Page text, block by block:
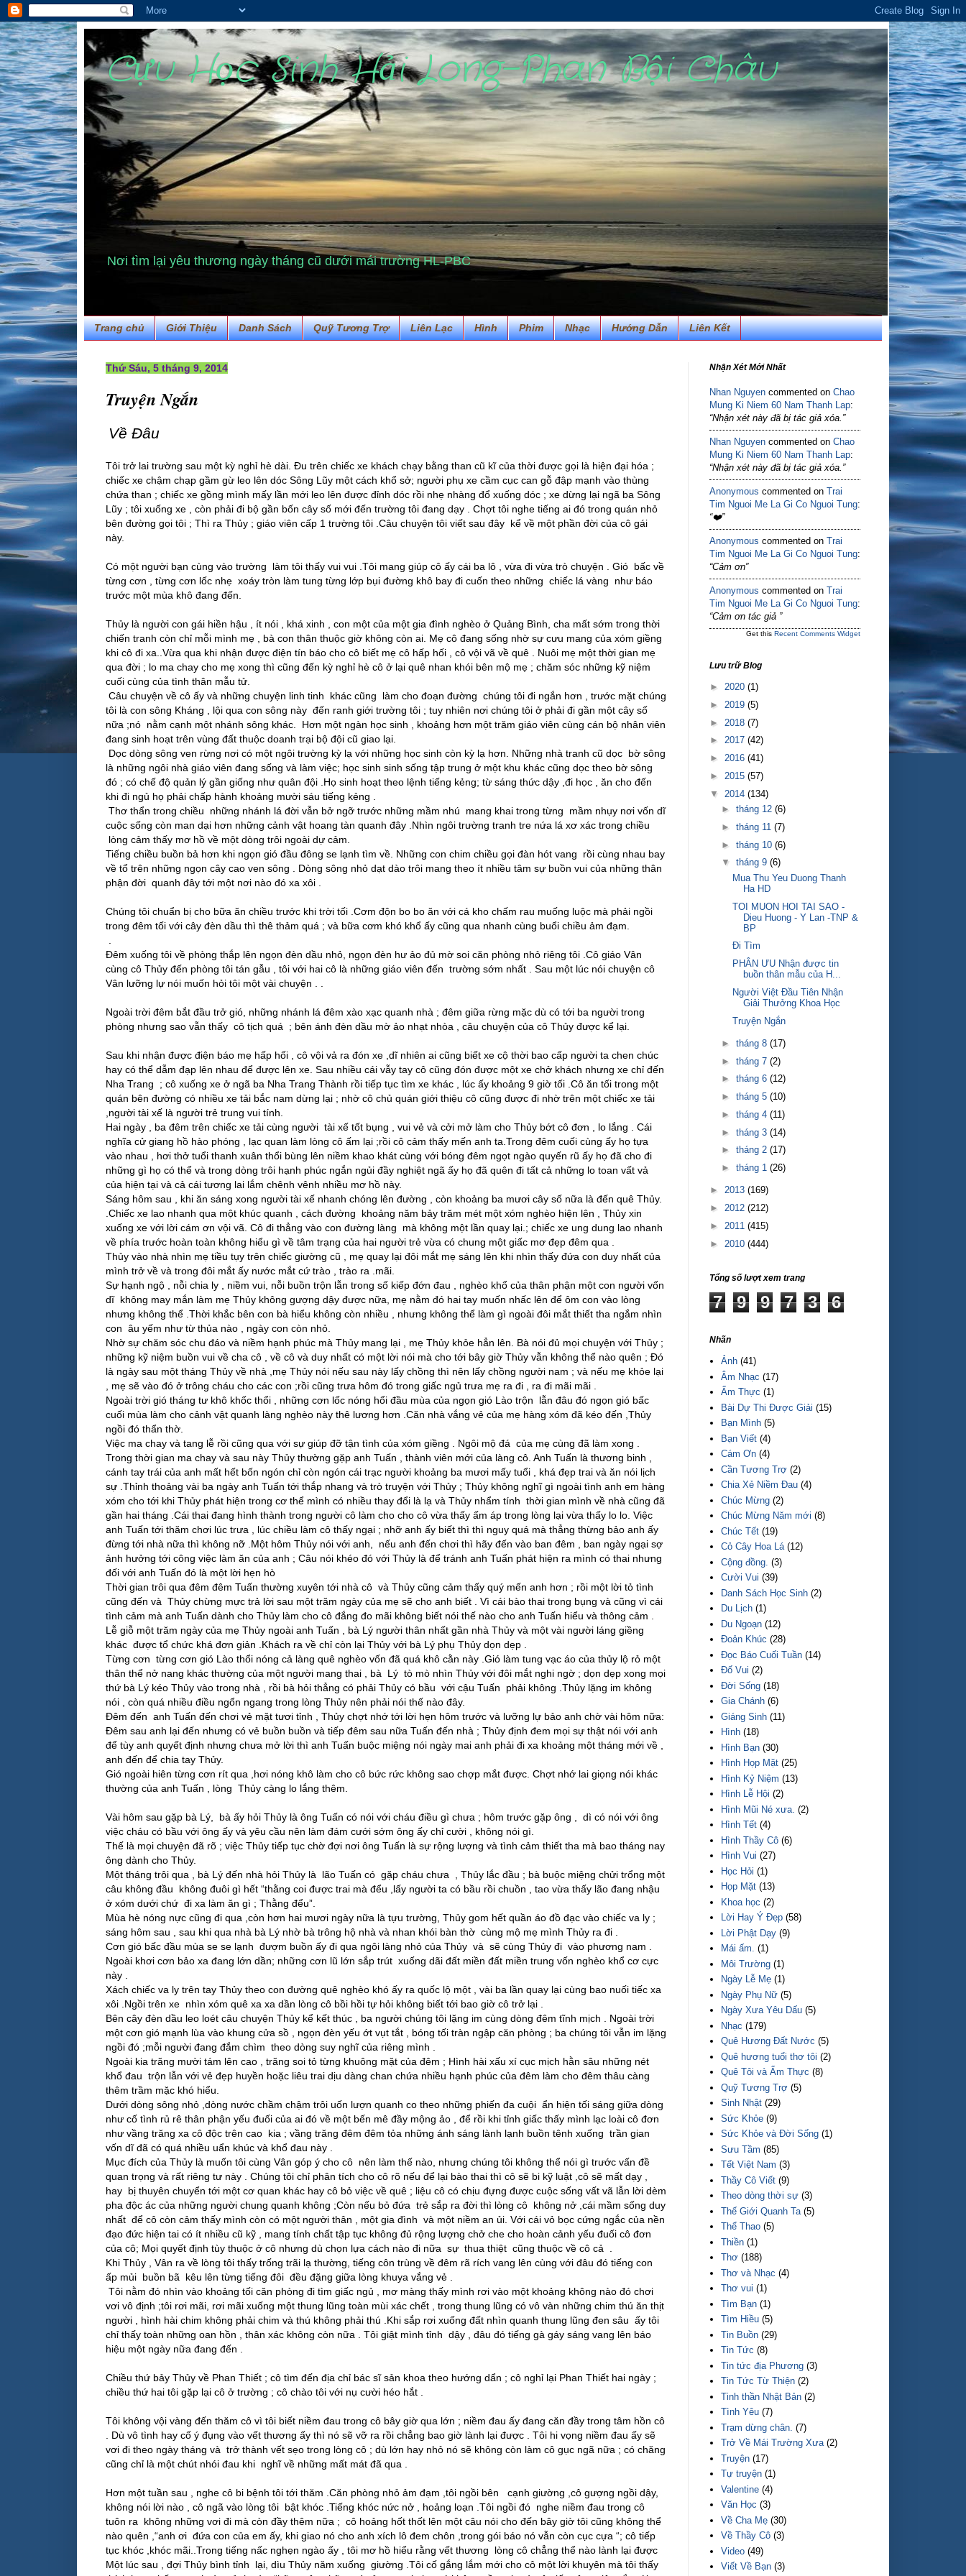
Cựu Học Sinh Hải Long-Phan Bội Châu
Nơi tìm lại yêu thương ngày tháng cũ dưới mái trường HL-PBC
Trang chủ Giới Thiệu Danh Sách Quỹ Tương Trợ Liên Lạc Hình Phim Nhạc Hướng Dẫn Liên Kết
Thứ Sáu, 5 tháng 9, 2014
Truyện Ngắn
Về Đâu
Tôi trở lai trường sau một kỳ nghỉ hè dài. Đu trên chiếc xe khách chạy bằng than cũ kĩ của thời được gọi là hiện đại hóa ;
chiếc xe chậm chạp gầm gừ leo lên dóc Sông Lũy một cách khổ sở; người phụ xe cầm cục can gỗ đập mạnh vào thùng
chứa than ; chiếc xe gồng mình mấy lần mới leo lên được đỉnh dóc rồi nhẹ nhàng đổ xuống dóc ; xe dừng lại ngã ba Sông
Lũy ; tôi xuống xe , còn phải đi bộ gần bốn cây số mới đến trường tôi đang dạy . Chợt tôi nghe tiếng ai đó trong quán nhỏ
bên đường gọi tôi ; Thì ra Thủy ; giáo viên cấp 1 trường tôi .Câu chuyện tôi viết sau đây kể về một phần đời của cô gái
này.
Có một người bạn cùng vào trường làm tôi thấy vui vui .Tôi mang giúp cô ấy cái ba lô , vừa đi vừa trò chuyện . Gió bấc về
từng cơn , từng cơn lốc nhẹ xoáy tròn làm tung từng lớp bụi đường khô bay đi cuốn theo những chiếc lá vàng như báo
trước một mùa khô đang đến.
Thủy là người con gái hiền hậu , ít nói , khá xinh , con một của một gia đình nghèo ở Quảng Bình, cha mất sớm trong thời
chiến tranh còn chỉ mỗi mình mẹ , bà con thân thuộc giờ không còn ai. Mẹ cô đang sống nhờ sự cưu mang của xóm giềng
khi cô đi xa..Vừa qua khi nhận được điện tín báo cho cô biết mẹ cô hấp hối , cô vội vã về quê . Nuôi mẹ một thời gian mẹ
qua đời ; lo ma chay cho mẹ xong thì cũng đến kỳ nghỉ hè cô ở lại quê nhan khói bên mộ mẹ ; chăm sóc những kỹ niệm
cuối cùng của tình thân mẫu tử.
Câu chuyện về cô ấy và những chuyện linh tinh khác cũng làm cho đoạn đường chúng tôi đi ngắn hơn , trước mặt chúng
tôi là con sông Kháng , lội qua con sông này đến ranh giới trường tôi ; tuy nhiên nơi chúng tôi ở phải đi gần một cây số
nữa ;nó nằm cạnh một nhánh sông khác. Hơn một ngàn học sinh , khoảng hơn một trăm giáo viên cùng cán bộ nhân viên
đang sinh hoạt trên vùng đất thuộc doanh trại bộ đội cũ giao lại.
Dọc dòng sông ven rừng nơi có một ngôi trường kỳ lạ với những học sinh còn kỳ lạ hơn. Những nhà tranh cũ dọc bờ sông
là những ngôi nhà giáo viên đang sống và làm việc; học sinh sinh sống tập trung ở một khu khác cũng dọc theo bờ sông
đó ; có chế độ quản lý gần giống như quân đội .Họ sinh hoạt theo lệnh tiếng kẻng; từ sáng thức dậy ,đi học , ăn cho đến
khi đi ngủ họ phải chấp hành khoảng mười sáu tiếng kẻng .
Thơ thẩn trong chiều những nhánh lá đời vẫn bở ngỡ trước những mầm nhú mang khai trong từng mầm nhụy nơi vốn dĩ
cuộc sống còn man dại hơn những cảnh vật hoang tàn quanh đây .Nhìn ngôi trường tranh tre nứa lá xơ xác trong chiều
lòng cảm thấy mơ hồ về một dòng trôi ngoài dự cảm.
Tiếng chiều buồn bả hơn khi ngọn gió đầu đông se lạnh tìm về. Những con chim chiều gọi đàn hót vang rồi cùng nhau bay
về tổ trên những ngọn cây cao ven sông . Dòng sông nhỏ dạt dào trôi mang theo ít nhiều tâm sự buồn vui của những thân
phận đời quanh đây tới một nơi nào đó xa xôi .
Chúng tôi chuẩn bị cho bữa ăn chiều trước khi trời tối .Cơm độn bo bo ăn với cá kho chấm rau muống luộc mà phải ngồi
trong đêm tối với cây đèn dầu thì thê thảm quá ; và bữa cơm khó khổ ấy cũng qua nhanh cùng buổi chiều ảm đạm.
.
Đêm xuống tôi về phòng thắp lên ngọn đèn dầu nhỏ, ngọn đèn hư ảo đủ mờ soi căn phòng nhỏ riêng tôi .Cô giáo Vân
cùng cô Thủy đến phòng tôi tán gẫu , tôi với hai cô là những giáo viên đến trường sớm nhất . Sau một lúc nói chuyện cô
Vân lưỡng lự nói muốn hỏi tôi một vài chuyện . .
Ngoài trời đêm bắt đầu trở gió, những nhánh lá đêm xào xạc quanh nhà ; đêm giữa rừng mặc dù có tới ba người trong
phòng nhưng sao vẫn thấy cô tịch quá ; bên ánh đèn dầu mờ ảo nhạt nhòa , câu chuyện của cô Thủy được kể lại.
Sau khi nhận được điện báo mẹ hấp hối , cô vội vả ra đón xe ,dĩ nhiên ai cũng biết xe cộ thời bao cấp người ta chen chúc
hay có thể dẫm đạp lên nhau để được lên xe. Sau nhiều cái vẫy tay cô cũng đón được một xe chở khách nhưng xe chỉ đến
Nha Trang ; cô xuống xe ở ngã ba Nha Trang Thành rồi tiếp tục tìm xe khác , lúc ấy khoảng 9 giờ tối .Cô ăn tối trong một
quán bên đường có nhiều xe tải bắc nam dừng lại ; nhờ cô chủ quán giới thiệu cô cũng được đi nhờ trên một chiếc xe tải
,người tài xế là người trẻ trung vui tính.
Hai ngày , ba đêm trên chiếc xe tải cùng người tài xế tốt bụng , vui vẻ và cởi mở làm cho Thủy bớt cô đơn , lo lắng . Cái
nghĩa cử giang hồ hào phóng , lạc quan làm lòng cô ấm lại ;rồi cô cảm thấy mến anh ta.Trong đêm cuối cùng ấy họ tựa
vào nhau , hơi thở tuổi thanh xuân thổi bùng lên niềm khao khát cùng với bóng đêm ngọt ngào quyến rũ ấy họ đã cho đi
những gì họ có thể và trong dòng trôi hạnh phúc ngắn ngủi đầy nghiệt ngã ấy họ đã quên đi tất cả những lo toan vất vả
của hiện tại và cả cái tương lai lắm chênh vênh nhiều mơ hồ này.
Sáng hôm sau , khi ăn sáng xong người tài xế nhanh chóng lên đường , còn khoảng ba mươi cây số nữa là đến quê Thủy.
.Chiếc xe lao nhanh qua một khúc quanh , cách đường khoảng năm bảy trăm mét một xóm nghèo hiện lên , Thủy xin
xuống xe với lời cám ơn vội vã. Cô đi thẳng vào con đường làng mà không một lần quay lại.; chiếc xe ung dung lao nhanh
về phía trước hoàn toàn không hiểu gì về tâm trạng của hai người trẻ vừa có chung một giấc mơ đẹp đêm qua .
Thủy vào nhà nhìn mẹ tiều tụy trên chiếc giường cũ , mẹ quay lại đôi mắt mẹ sáng lên khi nhìn thấy đứa con duy nhất của
mình trở về và trong đôi mắt ấy nước mắt cứ trào , trào ra .mãi.
Sự hạnh ngộ , nỗi chia ly , niềm vui, nỗi buồn trộn lẫn trong số kiếp đớn đau , nghèo khổ của thân phận một con người vốn
dĩ không may mắn làm mẹ Thủy không gượng dậy được nữa, mẹ nằm đó hai tay muốn nhấc lên để ôm con vào lòng
nhưng không thể .Thời khắc bên con bà hiểu không còn nhiều , nhưng không thể làm gì ngoài đôi mắt thiết tha ngắm nhìn
con âu yếm như từ thủa nào , ngày con còn nhỏ.
Nhờ sự chăm sóc chu đáo và niềm hạnh phúc mà Thủy mang lại , mẹ Thủy khỏe hẳn lên. Bà nói đủ mọi chuyện với Thủy ;
những kỹ niệm buồn vui về cha cô , về cô và duy nhất có một lời nói mà cho tới bây giờ Thủy vẫn không thể nào quên ; Đó
là ngày sau một tháng Thủy về nhà ,mẹ Thủy nói nếu sau này lấy chồng thì nên lấy chồng người nam ; và nếu mẹ khỏe lại
, mẹ sẽ vào đó ở trông cháu cho các con ;rồi cũng trưa hôm đó trong giấc ngủ trưa mẹ ra đi , ra đi mãi mãi .
Ngoài trời gió tháng tư khô khốc thổi , những cơn lốc nóng hổi đầu mùa của ngọn gió Lào trộn lẫn đâu đó ngọn gió bấc
cuối mùa làm cho cảnh vật quanh làng nghèo này thê lương hơn .Căn nhà vắng vẻ của mẹ hàng xóm đã kéo đến ,Thủy
ngồi đó thẩn thờ.
Việc ma chay và tang lễ rồi cũng qua với sự giúp đỡ tận tình của xóm giềng . Ngôi mộ đá của mẹ cùng đã làm xong .
Trong thời gian ma chay và sau này Thủy thường gặp anh Tuấn , thành viên mới của làng cô. Anh Tuấn là thương binh ,
cánh tay trái của anh mất hết bốn ngón chỉ còn ngón cái trạc người khoảng ba mươi mấy tuổi , khá đẹp trai và ăn nói lịch
sự .Thỉnh thoảng vài ba ngày anh Tuấn tới thắp nhang và trò truyện với Thủy ; Thủy không nghĩ gì ngoài tình anh em hàng
xóm cho tới khi Thủy phát hiện trong cơ thể mình có nhiều thay đổi là lạ và Thủy nhẩm tính thời gian mình về nhà cũng đã
gần hai tháng .Cái thai đang hình thành trong người cô làm cho cho cô vừa thấy ấm áp trong lòng lại vừa thấy lo lo. Việc
anh Tuấn tới thăm chơi lúc trưa , lúc chiều làm cô thấy ngại ; nhỡ anh ấy biết thì thì nguy quá mà thẳng thừng bảo anh ấy
đừng tới nhà nữa thì không nỡ .Một hôm Thủy nói với anh, nếu anh đến chơi thì hãy đến vào ban đêm , ban ngày ngại sợ
ảnh hưởng tới công việc làm ăn của anh ; Câu nói khéo đó với Thủy là để tránh anh Tuấn phát hiện ra mình có thai nhưng
đối với anh Tuấn đó là một lời hẹn hò
Thời gian trôi qua đêm đêm Tuấn thường xuyên tới nhà cô và Thủy cũng cảm thấy quý mến anh hơn ; rồi một lời tỏ tình
cũng đến và Thủy chừng mực trả lời sau một trăm ngày của mẹ sẽ cho anh biết . Vì cái bào thai trong bụng và cũng vì cái
tình cảm mà anh Tuấn dành cho Thủy làm cho cô đắng đo mãi không biết nói thế nào cho anh Tuấn hiểu và thông cảm .
Lễ giỗ một trăm ngày của mẹ Thủy ngoài anh Tuấn , bà Lý người thân nhất gần nhà Thủy và một vài người láng giềng
khác được tổ chức khá đơn giản .Khách ra về chỉ còn lại Thủy với bà Lý phụ Thủy dọn dẹp .
Từng cơn từng cơn gió Lào thổi nóng cả làng quê nghèo vốn đã quá khô cằn này .Gió làm tung vạc áo của thủy lộ rỏ một
thân thể nở nang khác thường của một người mang thai , bà Lý tò mò nhìn Thủy với đôi mắt nghi ngờ ; dọn dẹp xong mọi
thứ bà Lý kéo Thủy vào trong nhà , rồi bà hỏi thẳng có phải Thủy có bầu với cậu Tuấn phải không .Thủy lặng im không
nói , còn quá nhiều điều ngổn ngang trong lòng Thủy nên phải nói thế nào đây.
Đêm đến anh Tuấn đến chơi vẻ mặt tươi tỉnh , Thủy chợt nhớ tới lời hẹn hôm trước và lưỡng lự bảo anh chờ vài hôm nữa:
Đêm sau anh lại đến nhưng có vẻ buồn buồn và tiếp đêm sau nữa Tuấn đến nhà ; Thủy định đem mọi sự thật nói với anh
để tùy anh quyết định nhưng chưa mở lời thì anh Tuấn buộc miệng nói ngày mai anh phải đi xa khoảng một tháng mới về ,
anh đến để chia tay Thủy.
Gió ngoài hiên từng cơn rít qua ,hơi nóng khô làm cho cô bức rức không sao chợp mắt được. Chợt nhớ lai giọng nói khác
thường của anh Tuấn , lòng Thủy càng lo lắng thêm.
Vài hôm sau gặp bà Lý, bà ấy hỏi Thủy là ông Tuấn có nói với cháu điều gì chưa ; hôm trước gặp ông , dì có nói với ông
việc cháu có bầu với ông ấy và yêu cầu nên làm đám cưới sớm ông ấy chỉ cười , không nói gì.
Thế là mọi chuyện đã rõ ; việc Thủy tiếp tục chờ đợi nơi ông Tuấn là sự rộng lượng và tình cảm thiết tha mà bao tháng nay
ông dành cho Thủy.
Một tháng trôi qua , bà Lý đến nhà hỏi Thủy là lão Tuấn có gặp cháu chưa , Thủy lắc đầu ; bà buộc miệng chửi trổng một
câu không đầu không đuôi gì hết “thằng coi được trai mà đểu ,lấy người ta có bầu rồi chuồn , tao vừa thấy lão đang nhậu
ở xóm dưới chứ đi xa làm ăn gì ; Thằng đểu”.
Mùa hè nóng nực cũng đi qua ,còn hơn hai mươi ngày nữa là tựu trường, Thủy gom hết quần áo đồ đạc vào chiếc va ly ;
sáng hôm sau , sau khi qua nhà bà Lý nhờ bà trông hộ nhà và nhan khói bàn thờ cùng mộ mẹ mình Thủy ra đi .
Cơn gió bấc đầu mùa se se lạnh đượm buồn ấy đi qua ngôi làng nhỏ của Thủy và sẽ cùng Thủy đi vào phương nam .
Ngoài khơi cơn bảo xa đang lớn dần; những cơn lũ lớn sắp trút xuống dãi đất miền đất miền trung vốn nghèo khổ cơ cực
này .
Xách chiếc va ly trên tay Thủy theo con đường quê nghèo khó ấy ra quốc lộ một , vài ba lần quay lại cùng bao nuối tiếc xa
xôi .Ngồi trên xe nhìn xóm quê xa xa dần lòng cô bồi hồi tự hỏi không biết tới bao giờ cô trở lại .
Bên cây đèn dầu leo loét câu chuyện Thủy kể kết thúc , ba người chúng tôi lặng im cùng dòng đêm tĩnh mịch . Ngoài trời
một cơn gió mạnh lùa vào khung cửa sồ , ngọn đèn yếu ớt vụt tắt , bóng tối tràn ngập căn phòng ; ba chúng tôi vẫn im lặng
ngồi đó ;mỗi người đang đắm chìm theo dòng suy nghĩ của riêng mình .
Ngoài kia trăng mười tám lên cao , trăng soi tỏ từng khuông mặt của đêm ; Hình hài xấu xí cục mịch hằn sâu những nét
khổ đau trộn lẫn với vẻ đẹp huyền hoặc liêu trai dịu dàng chan chứa nhiều hạnh phúc của đêm làm cho đêm thâu càng
thêm trầm mặc khó hiểu.
Dưới dòng sông nhỏ ,dòng nước chầm chậm trôi uốn lượn quanh co theo những phiến đa cuội ẩn hiện tối sáng giữa dòng
như cố tình rủ rê thân phận yếu đuối của ai đó về một bến mê đầy mộng ảo , để rồi khi tỉnh giấc thấy mình lạc loài cô đơn
như vầng trăng xa cô độc trên cao kia ; vầng trăng đêm đêm tỏa những ánh sáng lành lạnh buồn tênh xuống trần gian
vốn dĩ đã có quá nhiều uẩn khúc và khổ đau này .
Mục đích của Thủy là muốn tôi cùng Vân góp ý cho cô nên làm thế nào, nhưng chúng tôi không thể nói gì trước vấn đề
quan trọng và rất riêng tư này . Chúng tôi chỉ phân tích cho cô rõ nếu để lại bào thai thì cô sẽ bi kỹ luật ,cô sẽ mất dạy ,
hay bị thuyên chuyển tới một cơ quan khác hay cô bỏ việc về quê ; liệu cô có chịu đựng được cuộc sống vất vã lẫn lời dèm
pha độc ác của những người chung quanh không ;Còn nếu bỏ đứa trẻ sắp ra đời thì lòng cô không nở ,cái mầm sống duy
nhất để cô còn cảm thấy mình còn có một người thân , một gia đình và một niềm an ủi. Với cái vỏ bọc cứng ngắc của nền
đạo đức hiện tai có ít nhiều cũ kỹ , mang tính chất tập tục không đủ rộng lượng chở che cho hoàn cảnh yếu đuối cô đơn
của cô; Mọi quyết định tùy thuộc ở cô nhưng dù chọn lựa cách nào đi nữa sự thua thiệt cũng thuộc về cô cả .
Khi Thủy , Vân ra về lòng tôi thấy trống trãi lạ thường, tiếng côn trùng về đêm rã rích vang lên cùng với đâu đó tiếng con
ấp mủi buồn bã kêu lên từng tiếng đôi đều đặng giữa lòng khuya vắng vẻ .
Tôi nằm đó nhìn vào khoảng tối căn phòng đi tìm giấc ngủ , mơ màng thấy mình rơi vào một khoảng không nào đó chơi
vơi vô định ;tôi rơi mãi, rơi mãi xuống một thung lũng toàn mùi xác chết , trong thung lũng có vô vàn những chim thú ăn thịt
người , hình hài chim không phải chim và thú không phải thú .Khi sắp rơi xuống đất nhìn quanh thung lũng đen sâu ấy tôi
chỉ thấy toàn những oan hồn , thân xác không còn nữa . Tôi giật mình tỉnh dậy , đâu đó tiếng gà gáy sáng vang lên báo
hiệu một ngày nữa đang đến .
Chiều thứ bảy Thủy về Phan Thiết ; cô tìm đến địa chỉ bác sĩ sản khoa theo hướng dẩn ; cô nghỉ lại Phan Thiết hai ngày ;
chiều thứ hai tôi gặp lại cô ở trường ; cô chào tôi với nụ cười héo hắt .
Tôi không vội vàng đến thăm cô vì tôi biết niềm đau trong cô bây giờ qua lớn ; niềm đau ấy đang căn đầy trong tâm hồn cô
. Dù vô tình hay cố ý đụng vào vết thương ấy thì nó sẽ vỡ ra rồi chẳng bao giờ lành lại được . Tôi hi vọng niềm đau ấy sẽ
vơi đi theo ngày tháng và trở thành vết sẹo trong lòng cô ; dù lớn hay nhỏ nó sẽ không còn làm cô gục ngã nữa ; có chăng
cũng chỉ là một chút nhói đau khi nghĩ về những mất mát đã qua .
Hơn một tuần sau , nghe cô bi bệnh tôi tới thăm .Căn phòng nhỏ ảm đạm ,tôi ngồi bên cạnh giường ,cô gượng ngồi dậy,
không nói lời nào , cô ngã vào lòng tôi bật khóc .Tiếng khóc nức nở , hoảng loạn .Tôi ngồi đó nghe niềm đau trong cô
tuôn ra không những vơi đi mà còn đầy thêm nữa ; cô hoảng hốt thốt lên một câu nói cho đến bây giờ tôi cũng không thể
nào quên ,“anh ơi đứa con của em ấy, khi giao nó cho anh xích lô đem chôn ,trong gói báo nó vẫn còn cục cựa “; cô tiếp
tục khóc ,khóc mãi..Trong tiếng nấc nghẹn ngào ấy , tôi mơ hồ hiểu rằng vết thương lòng cô chẳng thể nào lành lại được
Một lúc sau , đợi Thủy bình tỉnh lại, dìu Thủy năm xuống giường .Tôi cố gắng lắm mới cho cô một lời khuyên mà tôi thấy
Nhận Xét Mới Nhất
Nhan Nguyen commented on Chao
Mung Ki Niem 60 Nam Thanh Lap:
“Nhận xét này đã bị tác giả xóa.”
Nhan Nguyen commented on Chao
Mung Ki Niem 60 Nam Thanh Lap:
“Nhận xét này đã bị tác giả xóa.”
Anonymous commented on Trai
Tim Nguoi Me La Gi Co Nguoi Tung:
“❤️”
Anonymous commented on Trai
Tim Nguoi Me La Gi Co Nguoi Tung:
“Cảm ơn”
Anonymous commented on Trai
Tim Nguoi Me La Gi Co Nguoi Tung:
“Cảm ơn tác giả ”
Get this Recent Comments Widget
Lưu trữ Blog
► 2020 (1)
► 2019 (5)
► 2018 (7)
► 2017 (42)
► 2016 (41)
► 2015 (57)
▼ 2014 (134)
► tháng 12 (6)
► tháng 11 (7)
► tháng 10 (6)
▼ tháng 9 (6)
Mua Thu Yeu Duong Thanh
Ha HD
TOI MUON HOI TAI SAO -
Dieu Huong - Y Lan -TNP &
BP
Đi Tìm
PHÂN ƯU Nhận được tin
buồn thân mẫu của H...
Người Việt Đầu Tiên Nhận
Giải Thưởng Khoa Học
Truyện Ngắn
► tháng 8 (17)
► tháng 7 (2)
► tháng 6 (12)
► tháng 5 (10)
► tháng 4 (11)
► tháng 3 (14)
► tháng 2 (17)
► tháng 1 (26)
► 2013 (169)
► 2012 (212)
► 2011 (415)
► 2010 (444)
Tổng số lượt xem trang
7 9 9 7 3 6
Nhãn
Ảnh (41)
Âm Nhạc (17)
Ẩm Thực (1)
Bài Dự Thi Được Giải (15)
Bạn Mình (5)
Bạn Viết (4)
Cám Ơn (4)
Cần Tương Trợ (2)
Chia Xẻ Niềm Đau (4)
Chúc Mừng (2)
Chúc Mừng Năm mới (8)
Chúc Tết (19)
Cỏ Cây Hoa Lá (12)
Cộng đồng. (3)
Cười Vui (39)
Danh Sách Học Sinh (2)
Du Lịch (1)
Du Ngoạn (12)
Đoản Khúc (28)
Đọc Báo Cuối Tuần (14)
Đố Vui (2)
Đời Sống (18)
Gia Chánh (6)
Giáng Sinh (11)
Hình (18)
Hình Bạn (30)
Hình Họp Mặt (25)
Hình Kỷ Niệm (13)
Hình Lễ Hội (2)
Hình Mũi Né xưa. (2)
Hình Tết (4)
Hình Thầy Cô (6)
Hình Vui (27)
Học Hỏi (1)
Họp Mặt (13)
Khoa học (2)
Lời Hay Ý Đẹp (58)
Lời Phật Dạy (9)
Mái ấm. (1)
Môi Trường (1)
Ngày Lễ Mẹ (1)
Ngày Phụ Nữ (5)
Ngày Xưa Yêu Dấu (5)
Nhạc (179)
Quê Hương Đất Nước (5)
Quê hương tuổi thơ tôi (2)
Quê Tôi và Ẩm Thực (8)
Quỹ Tương Trợ (5)
Sinh Nhật (29)
Sức Khỏe (9)
Sức Khỏe và Đời Sống (1)
Sưu Tầm (85)
Tết Việt Nam (3)
Thầy Cô Viết (9)
Theo dòng thời sự (3)
Thế Giới Quanh Ta (5)
Thể Thao (5)
Thiền (1)
Thơ (188)
Thơ và Nhạc (4)
Thơ vui (1)
Tìm Bạn (1)
Tìm Hiều (5)
Tin Buồn (29)
Tin Tức (8)
Tin tức địa Phương (3)
Tin Tức Từ Thiện (2)
Tinh thần Nhật Bản (2)
Tình Yêu (7)
Trạm dừng chân. (7)
Trở Về Mái Trường Xưa (2)
Truyện (17)
Tự truyện (1)
Valentine (4)
Văn Học (3)
Về Cha Mẹ (30)
Về Thầy Cô (3)
Video (49)
Viết Về Bạn (3)